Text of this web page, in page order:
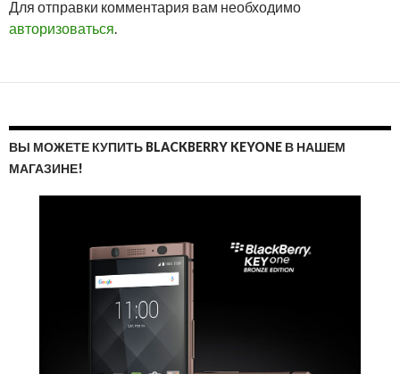
Для отправки комментария вам необходимо
авторизоваться.
ВЫ МОЖЕТЕ КУПИТЬ BLACKBERRY KEYONE В НАШЕМ
МАГАЗИНЕ!